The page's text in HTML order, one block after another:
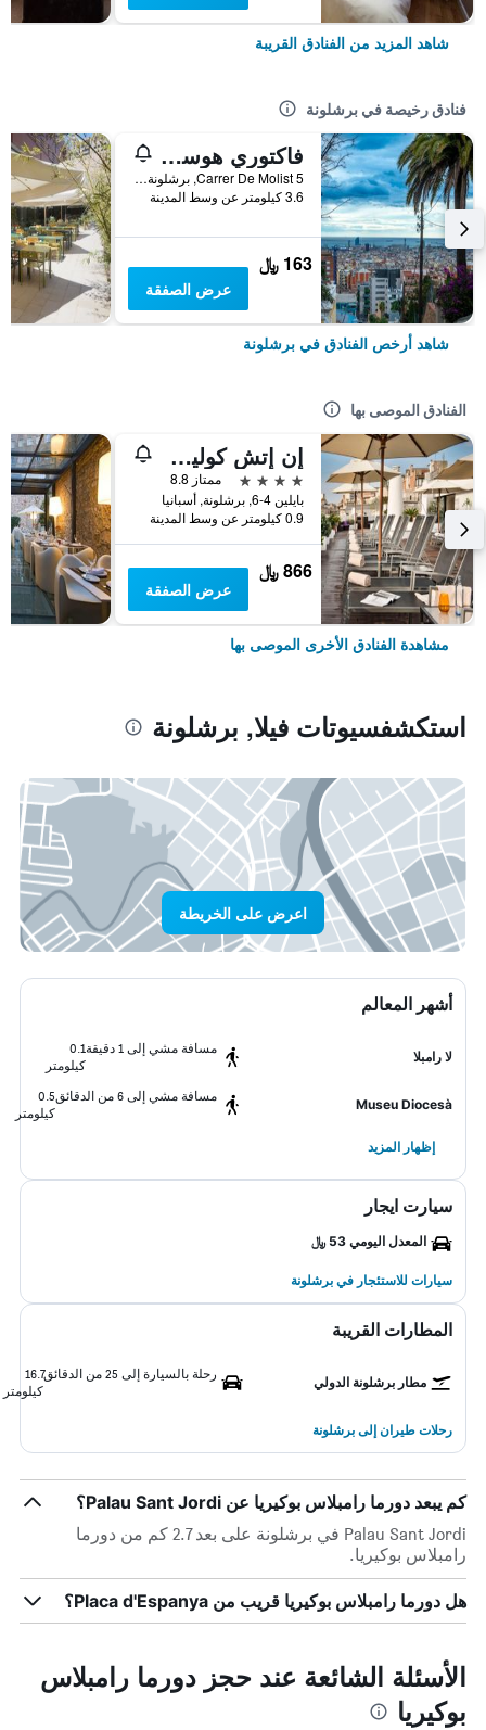
شاهد المزيد من الفنادق القريبة
فنادق رخيصة في برشلونة
فاكتوري هوستلز بارسيلونا
Carrer De Molist 5, برشلونة, أسبانيا
3.6 كيلومتر عن وسط المدينة
163 ﷼
عرض الصفقة
شاهد أرخص الفنادق في برشلونة
الفنادق الموصى بها
إن إتش كوليكشن برشلونة بوديوم
4 نجوم
ممتاز 8.8
بايلين 4-6, برشلونة, أسبانيا
0.9 كيلومتر عن وسط المدينة
866 ﷼
عرض الصفقة
مشاهدة الفنادق الأخرى الموصى بها
استكشفسيوتات فيلا, برشلونة
اعرض على الخريطة
أشهر المعالم
لا رامبلا
مسافة مشي إلى 1 دقيقة
0.1
كيلومتر
Museu Diocesà
مسافة مشي إلى 6 من الدقائق
0.5
كيلومتر
إظهار المزيد
سيارت ايجار
المعدل اليومي 53 ﷼
سيارات للاستئجار في برشلونة
المطارات القريبة
مطار برشلونة الدولي
رحلة بالسيارة إلى 25 من الدقائق
16.7
كيلومتر
رحلات طيران إلى برشلونة
كم يبعد دورما رامبلاس بوكيريا عن Palau Sant Jordi؟
Palau Sant Jordi في برشلونة على بعد 2.7 كم من دورما
رامبلاس بوكيريا.
هل دورما رامبلاس بوكيريا قريب من Placa d'Espanya؟
الأسئلة الشائعة عند حجز دورما رامبلاس
بوكيريا